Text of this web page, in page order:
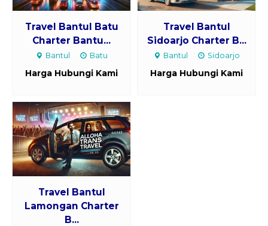
Travel Bantul Batu
Charter Bantu...
Bantul Batu
Harga Hubungi Kami
Travel Bantul
Sidoarjo Charter B...
Bantul Sidoarjo
Harga Hubungi Kami
Travel Bantul
Lamongan Charter
B...